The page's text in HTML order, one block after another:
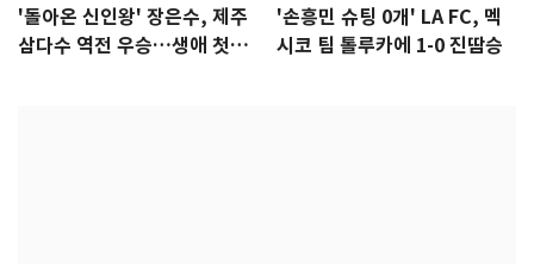
'돌아온 신인왕' 장은수, 제주
삼다수 역전 우승…생애 첫승
'손흥민 슈팅 0개' LA FC, 멕
시코 팀 톨루카에 1-0 진땀승